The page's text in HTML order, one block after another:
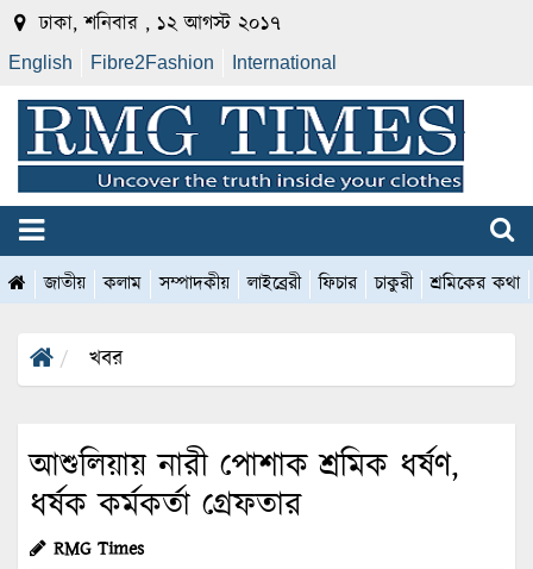
ঢাকা, শনিবার , ১২ আগস্ট ২০১৭
English Fibre2Fashion International
জাতীয় কলাম সম্পাদকীয় লাইব্রেরী ফিচার চাকুরী শ্রমিকের কথা
খবর
আশুলিয়ায় নারী পোশাক শ্রমিক ধর্ষণ,
ধর্ষক কর্মকর্তা গ্রেফতার
RMG Times